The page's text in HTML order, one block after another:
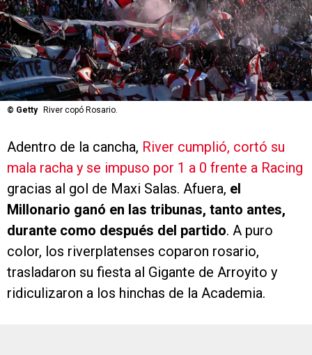
© Getty River copó Rosario.
Adentro de la cancha, River cumplió, cortó su
mala racha y se impuso por 1 a 0 frente a Racing
gracias al gol de Maxi Salas. Afuera, el
Millonario ganó en las tribunas, tanto antes,
durante como después del partido. A puro
color, los riverplatenses coparon rosario,
trasladaron su fiesta al Gigante de Arroyito y
ridiculizaron a los hinchas de la Academia.